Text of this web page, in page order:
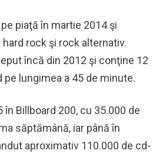
piaţă în martie 2014 şi
rock şi rock alternativ.
încă din 2012 şi conţine 12
lungimea a 45 de minute.
Billboard 200, cu 35.000 de
săptămână, iar până în
aproximativ 110.000 de cd-